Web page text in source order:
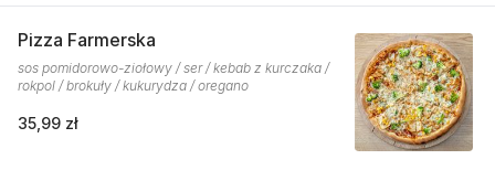
Pizza Farmerska
sos pomidorowo-ziołowy / ser / kebab z kurczaka /
rokpol / brokuły / kukurydza / oregano
35,99 zł